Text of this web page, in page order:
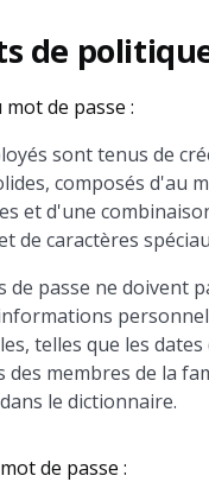
de
de passe :
sont tenus de
composés d'au
et d'une
de caractères
de passe ne doivent
telles que les
des membres de la
le dictionnaire.
de passe :